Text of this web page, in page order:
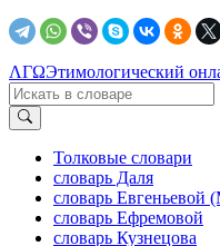
ΛΓΩЭтимологический
Толковые словари
словарь Даля
словарь
словарь Ефремовой
словарь Кузнецова